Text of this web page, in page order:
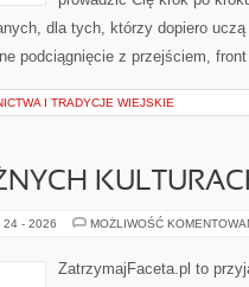
dla tych, którzy dopiero
podciągnięcie z przejściem,
I TRADYCJE WIEJSKIE
24 - 2026 MOŻLIWOŚĆ
ZatrzymajFaceta.pl to